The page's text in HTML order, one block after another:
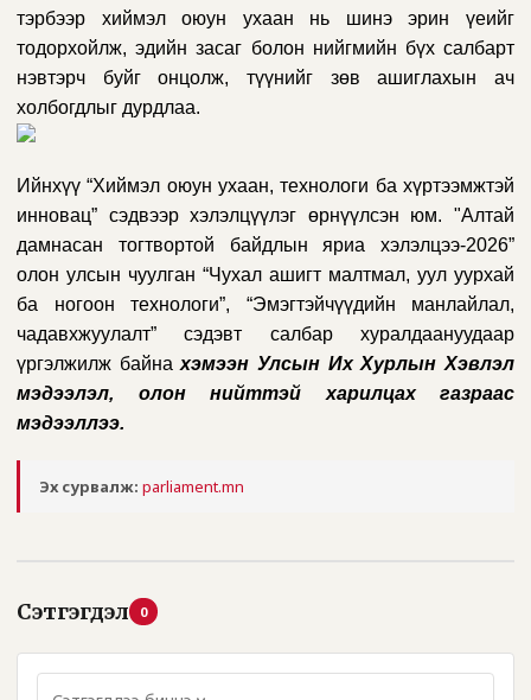
тэрбээр хиймэл оюун ухаан нь шинэ эрин үеийг
тодорхойлж, эдийн засаг болон нийгмийн бүх салбарт
нэвтэрч буйг онцолж, түүнийг зөв ашиглахын ач
холбогдлыг дурдлаа.
Ийнхүү “Хиймэл оюун ухаан, технологи ба хүртээмжтэй
инновац” сэдвээр хэлэлцүүлэг өрнүүлсэн юм. "Алтай
дамнасан тогтвортой байдлын яриа хэлэлцээ-2026”
олон улсын чуулган “Чухал ашигт малтмал, уул уурхай
ба ногоон технологи”, “Эмэгтэйчүүдийн манлайлал,
чадавхжуулалт” сэдэвт салбар хуралдаануудаар
үргэлжилж байнахэмээн Улсын Их Хурлын Хэвлэл
мэдээлэл, олон нийттэй харилцах газраас
мэдээллээ.
Эх сурвалж: parliament.mn
Сэтгэгдэл 0